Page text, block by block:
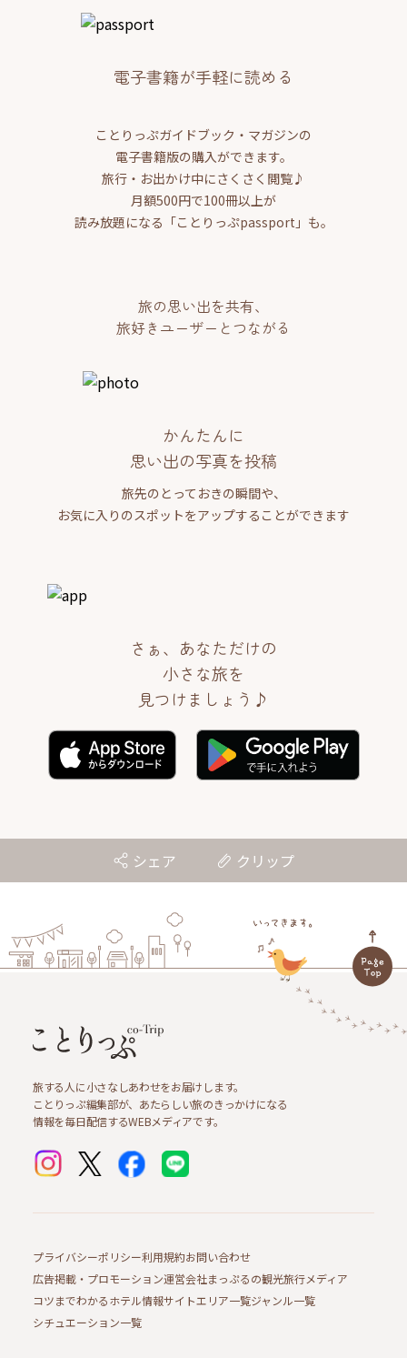
電子書籍が手軽に読める
ことりっぷガイドブック・マガジンの
電子書籍版の購入ができます。
旅行・お出かけ中にさくさく閲覧♪
月額500円で100冊以上が
読み放題になる「ことりっぷpassport」も。
旅の思い出を共有、
旅好きユーザーとつながる
かんたんに
思い出の写真を投稿
旅先のとっておきの瞬間や、
お気に入りのスポットをアップすることができます
さぁ、あなただけの
小さな旅を
見つけましょう♪
シェア クリップ
旅する人に小さなしあわせをお届けします。
ことりっぷ編集部が、あたらしい旅のきっかけになる
情報を毎日配信するWEBメディアです。
プライバシーポリシー利用規約お問い合わせ
広告掲載・プロモーション運営会社まっぷるの観光旅行メディア
コツまでわかるホテル情報サイトエリア一覧ジャンル一覧
シチュエーション一覧